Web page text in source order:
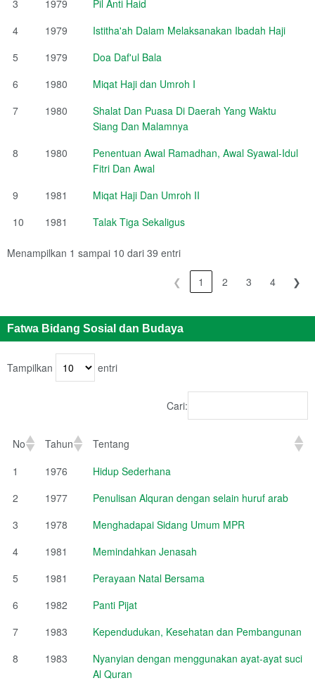
3
1979
Pil Anti Haid
4
1979
Istitha'ah Dalam Melaksanakan Ibadah Haji
5
1979
Doa Daf'ul Bala
6
1980
Miqat Haji dan Umroh I
7
1980
Shalat Dan Puasa Di Daerah Yang Waktu
Siang Dan Malamnya
8
1980
Penentuan Awal Ramadhan, Awal Syawal-Idul
Fitri Dan Awal
9
1981
Miqat Haji Dan Umroh II
10
1981 Talak Tiga Sekaligus
Menampilkan 1 sampai 10 dari 39 entri
❮ 1 2 3 4 ❯
Fatwa Bidang Sosial dan Budaya
Tampilkan entri
Cari:
No Tahun
Tentang
1
1976
Hidup Sederhana
2
1977
Penulisan Alquran dengan selain huruf arab
3
1978
Menghadapai Sidang Umum MPR
4
1981
Memindahkan Jenasah
5
1981
Perayaan Natal Bersama
6
1982
Panti Pijat
7
1983
Kependudukan, Kesehatan dan Pembangunan
8
1983
Nyanyian dengan menggunakan ayat-ayat suci
Al Quran